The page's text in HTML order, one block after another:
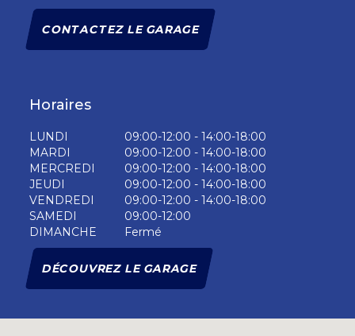
CONTACTEZ LE GARAGE
Horaires
LUNDI
09:00-12:00 - 14:00-18:00
MARDI
09:00-12:00 - 14:00-18:00
MERCREDI
09:00-12:00 - 14:00-18:00
JEUDI
09:00-12:00 - 14:00-18:00
VENDREDI
09:00-12:00 - 14:00-18:00
SAMEDI
09:00-12:00
DIMANCHE
Fermé
DÉCOUVREZ LE GARAGE